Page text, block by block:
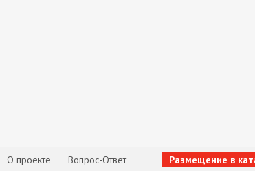
О проекте Вопрос-Ответ Размещение в